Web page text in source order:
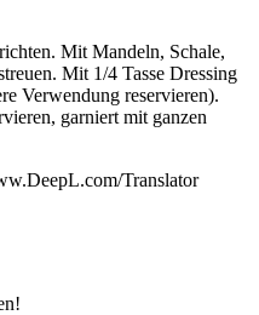
Mit Mandeln, Schale,
Mit 1/4 Tasse Dressing
Verwendung reservieren).
garniert mit ganzen
Translator